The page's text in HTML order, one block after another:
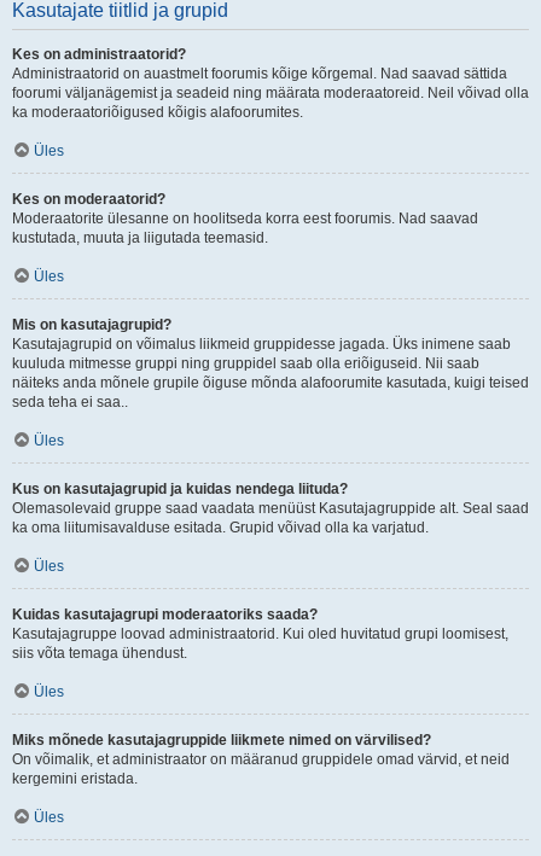
Kasutajate tiitlid ja grupid
Kes on administraatorid?
Administraatorid on auastmelt foorumis kõige kõrgemal. Nad saavad sättida
foorumi väljanägemist ja seadeid ning määrata moderaatoreid. Neil võivad olla
ka moderaatoriõigused kõigis alafoorumites.
Üles
Kes on moderaatorid?
Moderaatorite ülesanne on hoolitseda korra eest foorumis. Nad saavad
kustutada, muuta ja liigutada teemasid.
Üles
Mis on kasutajagrupid?
Kasutajagrupid on võimalus liikmeid gruppidesse jagada. Üks inimene saab
kuuluda mitmesse gruppi ning gruppidel saab olla eriõiguseid. Nii saab
näiteks anda mõnele grupile õiguse mõnda alafoorumite kasutada, kuigi teised
seda teha ei saa..
Üles
Kus on kasutajagrupid ja kuidas nendega liituda?
Olemasolevaid gruppe saad vaadata menüüst Kasutajagruppide alt. Seal saad
ka oma liitumisavalduse esitada. Grupid võivad olla ka varjatud.
Üles
Kuidas kasutajagrupi moderaatoriks saada?
Kasutajagruppe loovad administraatorid. Kui oled huvitatud grupi loomisest,
siis võta temaga ühendust.
Üles
Miks mõnede kasutajagruppide liikmete nimed on värvilised?
On võimalik, et administraator on määranud gruppidele omad värvid, et neid
kergemini eristada.
Üles